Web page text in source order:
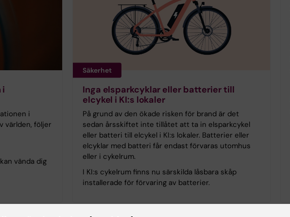
i
i
världen, följer
vända dig
Säkerhet
Inga elsparkcyklar eller batterier till
elcykel i KI:s lokaler
På grund av den ökade risken för brand är det
sedan årsskiftet inte tillåtet att ta in elsparkcykel
eller batteri till elcykel i KI:s lokaler. Batterier eller
elcyklar med batteri får endast förvaras utomhus
eller i cykelrum.
I KI:s cykelrum finns nu särskilda låsbara skåp
installerade för förvaring av batterier.